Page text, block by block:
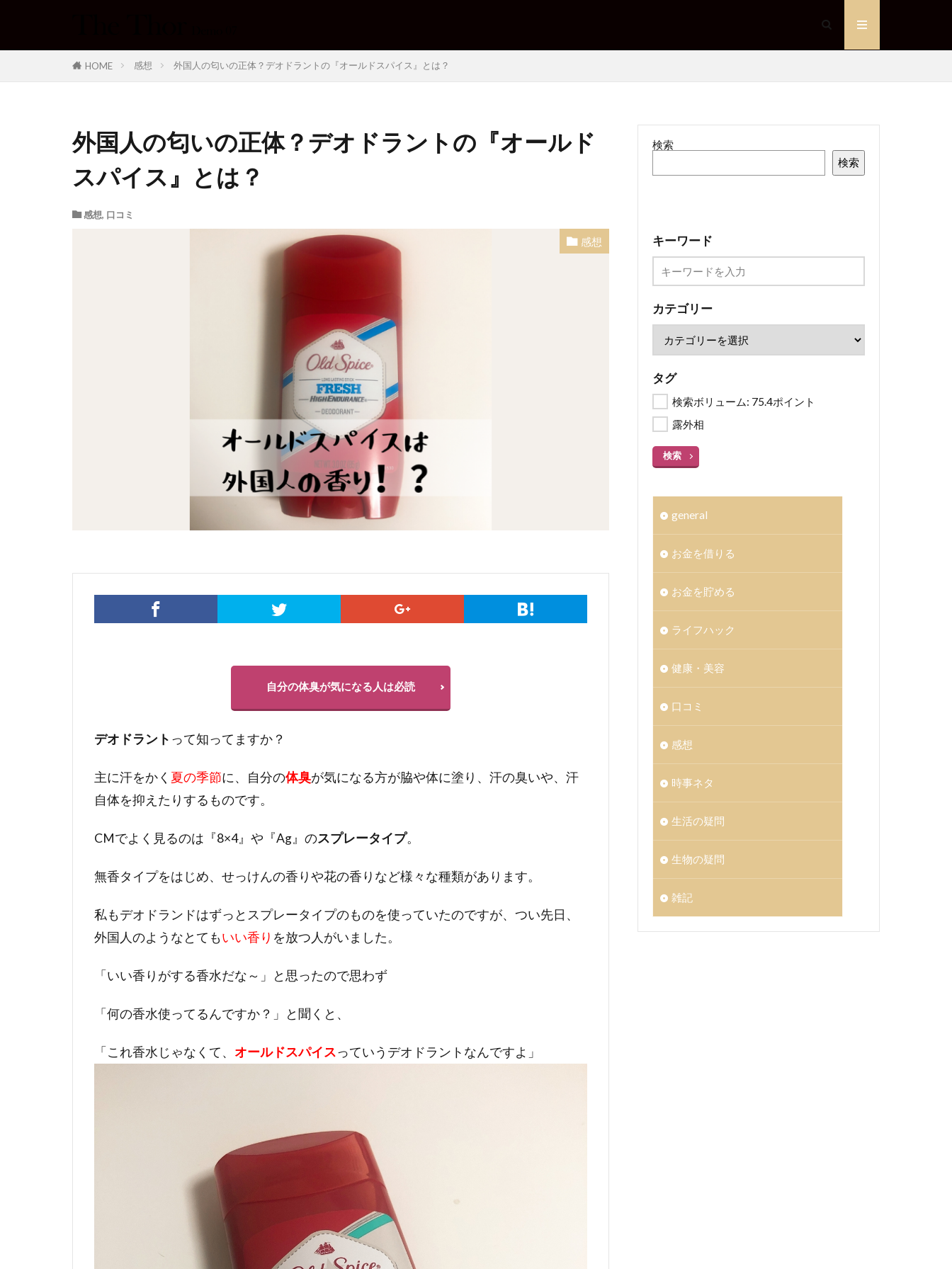
HOME 感想 外国人の匂いの正体？デオドラントの『オールドスパイス』とは？
外国人の匂いの正体？デオドラントの『オールド
スパイス』とは？
感想, 口コミ
感想
自分の体臭が気になる人は必読
デオドラント って知ってますか？
主に汗をかく 夏の季節に、自分の体臭が気になる方が脇や体に塗り、汗の臭いや、汗
自体を抑えたりするものです。
CMでよく見るのは『8×4』や『Ag』のスプレータイプ。
無香タイプをはじめ、せっけんの香りや花の香りなど様々な種類があります。
私もデオドランドはずっとスプレータイプのものを使っていたのですが、つい先日、
外国人のようなとてもいい香り を放つ人がいました。
「いい香りがする香水だな～」と思ったので思わず
「何の香水使ってるんですか？」と聞くと、
「これ香水じゃなくて、 オールドスパイスっていうデオドラントなんですよ」
検索
検索
キーワード
カテゴリー
タグ
検索ボリューム: 75.4ポイント
露外相
検索
general
お金を借りる
お金を貯める
ライフハック
健康・美容
口コミ
感想
時事ネタ
生活の疑問
生物の疑問
雑記